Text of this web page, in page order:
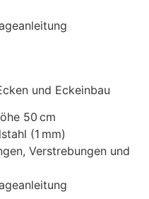
und Eckeinbau
50 cm
(1 mm)
Verstrebungen und